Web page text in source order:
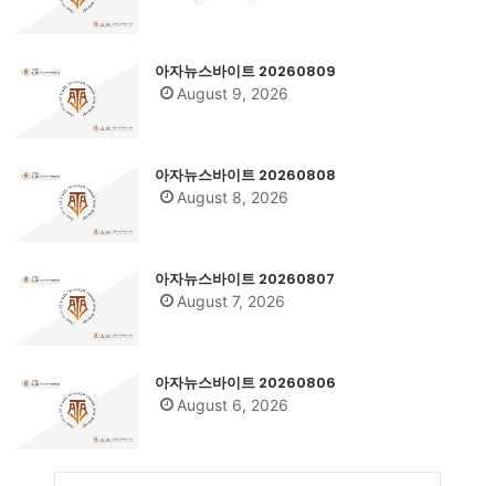
아자뉴스바이트 20260809
August 9, 2026
아자뉴스바이트 20260808
August 8, 2026
아자뉴스바이트 20260807
August 7, 2026
아자뉴스바이트 20260806
August 6, 2026